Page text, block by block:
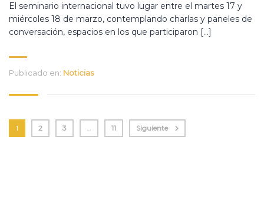
El seminario internacional tuvo lugar entre el martes 17 y
miércoles 18 de marzo, contemplando charlas y paneles de
conversación, espacios en los que participaron […]
Publicado en: Noticias
1 2 3 … 11 Siguiente